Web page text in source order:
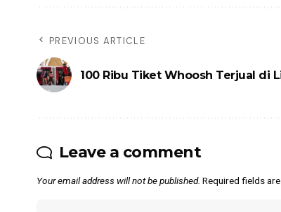
PREVIOUS ARTICLE
100 Ribu Tiket Whoosh Terjual di
Leave a comment
Your email address will not be published. Required fields